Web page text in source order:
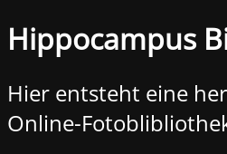
Hippocampus
Hier entsteht eine
Online-